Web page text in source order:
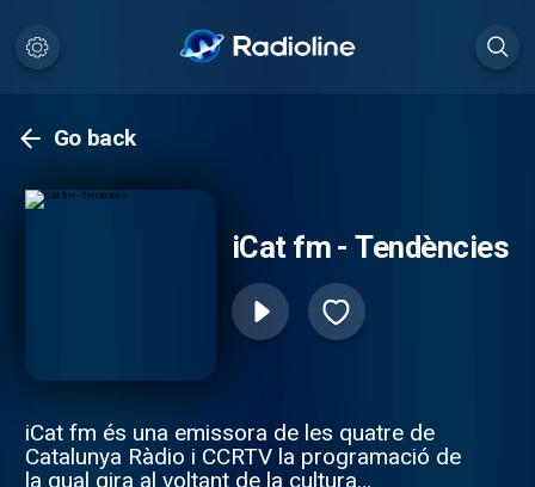
Go back
iCat fm - Tendències
iCat fm és una emissora de les quatre de
Catalunya Ràdio i CCRTV la programació de
la qual gira al voltant de la cultura